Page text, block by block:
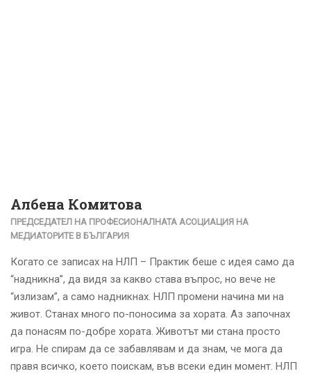
Албена Комитова
ПРЕДСЕДАТЕЛ НА ПРОФЕСИОНАЛНАТА АСОЦИАЦИЯ НА
МЕДИАТОРИТЕ В БЪЛГАРИЯ
Когато се записах на НЛП – Практик беше с идея само да
“надникна”, да видя за какво става въпрос, но вече не
“излизам”, а само надникнах. НЛП промени начина ми на
живот. Станах много по-поносима за хората. Аз започнах
да понасям по-добре хората. Животът ми стана просто
игра. Не спирам да се забавлявам и да знам, че мога да
правя всичко, което поискам, във всеки един момент. НЛП